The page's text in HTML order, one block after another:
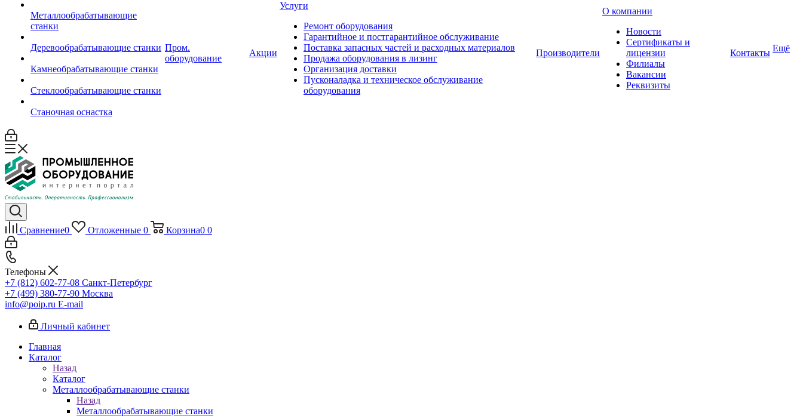
Металлообрабатывающие
станки
Деревообрабатывающие станки
Камнеобрабатывающие станки
Стеклообрабатывающие станки
Станочная оснастка
Пром.
оборудование
Акции
Услуги
Ремонт оборудования
Гарантийное и постгарантийное обслуживание
Поставка запасных частей и расходных материалов
Продажа оборудования в лизинг
Организация доставки
Пусконаладка и техническое обслуживание
оборудования
Производители
О компании
Новости
Сертификаты и
лицензии
Филиалы
Вакансии
Реквизиты
Контакты Ещё
Сравнение0 Отложенные 0 Корзина0 0
Телефоны
+7 (812) 602-77-08 Санкт-Петербург
+7 (499) 380-77-90 Москва
info@poip.ru E-mail
Личный кабинет
Главная
Каталог
Назад
Каталог
Металлообрабатывающие станки
Назад
Металлообрабатывающие станки